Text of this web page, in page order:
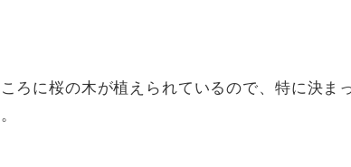
ろに桜の木が植えられているので、特に決ま